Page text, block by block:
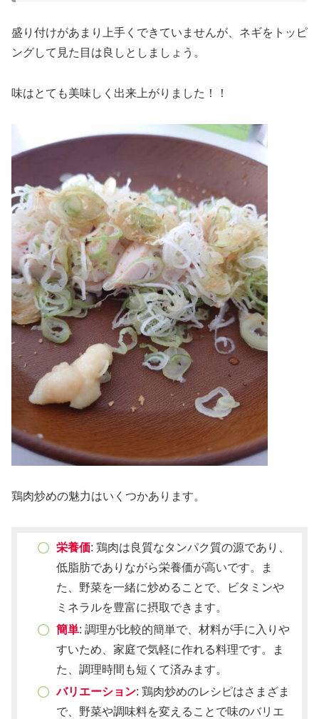
盛り付けがあまり上手くできていませんが、ネギをトッピ
ングして見た目は良しとしましょう。
味はとても美味しく出来上がりました！！
鶏肉炒めの魅力はいくつかあります。
栄養価: 鶏肉は良質なタンパク質の源であり、
低脂肪でありながら栄養価が高いです。ま
た、野菜を一緒に炒めることで、ビタミンや
ミネラルを豊富に摂取できます。
簡単: 調理が比較的簡単で、材料が手に入りや
すいため、家庭で気軽に作れる料理です。ま
た、調理時間も短くて済みます。
バリエーション: 鶏肉炒めのレシピはさまざま
で、野菜や調味料を変えることで味のバリエ